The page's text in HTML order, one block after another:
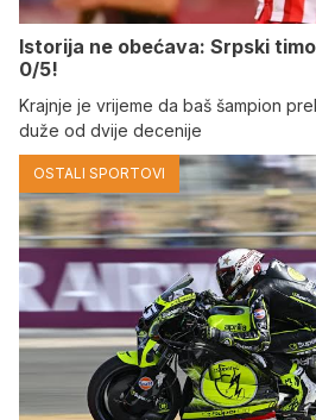
Istorija ne obećava: Srpski
0/5!
Krajnje je vrijeme da baš šampion
duže od dvije decenije
OSTALI SPORTOVI